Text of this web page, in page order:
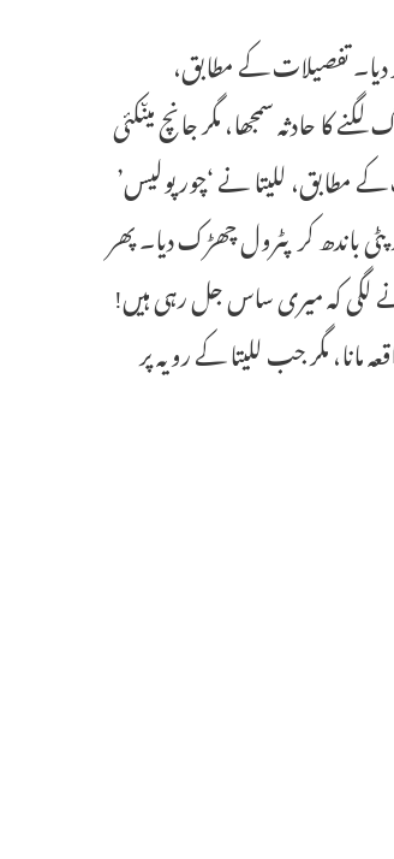
دیا۔ تفصیلات کے مطابق،
پولیس نے آگ لگنے کا حادثہ سمجھا، مگر جانچ میںکئی
مطابق، للیتا نے ‘چور پولیس’
باندھ کر پٹرول چھڑک دیا۔ پھر
لگی کہ میری ساس جل رہی ہیں!
مگر جب للیتا کے رویہ پر